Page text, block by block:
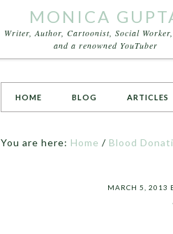
MONICA
Writer, Author, Cartoonist, Social
and a renowned YouTuber
HOME BLOG ARTICLES
You are here: Home / Blood
MARCH 5, 2013